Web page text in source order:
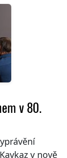
v 80.
v nově